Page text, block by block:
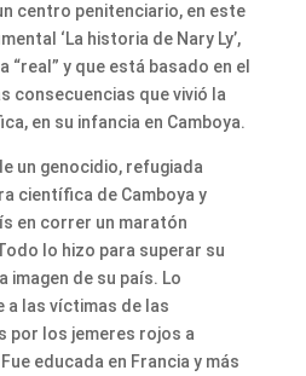
centro penitenciario, en este
‘La historia de Nary Ly’,
y que está basado en el
consecuencias que vivió la
en su infancia en Camboya.
un genocidio, refugiada
científica de Camboya y
en correr un maratón
lo hizo para superar su
imagen de su país. Lo
a las víctimas de las
por los jemeres rojos a
educada en Francia y más